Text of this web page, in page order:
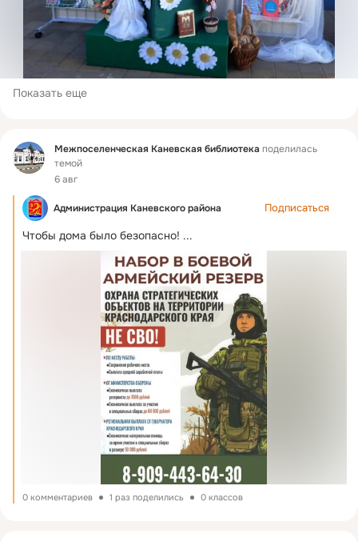
Показать еще
Фид Межпоселенческая Каневская библиотека поделилась
темой
6 авг
Администрация Каневского района Подписаться
Чтобы дома было безопасно! ...
0 комментариев 1 раз поделились 0 классов